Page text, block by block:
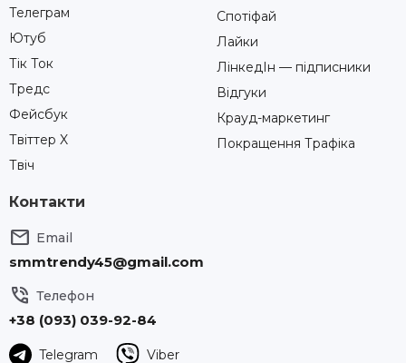
Телеграм
Ютуб
Тік Ток
Тредс
Фейсбук
Твіттер X
Твіч
Спотіфай
Лайки
ЛінкедІн — підписники
Відгуки
Крауд-маркетинг
Покращення Трафіка
Контакти
 Email
smmtrendy45@gmail.com
 Телефон
+38 (093) 039-92-84
Telegram Viber